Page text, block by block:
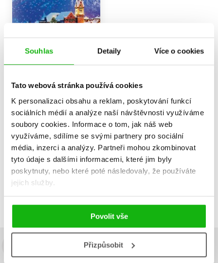
Souhlas Detaily Více o cookies
Tato webová stránka používá cookies
K personalizaci obsahu a reklam, poskytování funkcí
sociálních médií a analýze naší návštěvnosti využíváme
soubory cookies. Informace o tom, jak náš web
využíváme, sdílíme se svými partnery pro sociální
média, inzerci a analýzy. Partneři mohou zkombinovat
tyto údaje s dalšími informacemi, které jim byly
poskytnuty, nebo které poté následovaly, že používáte
jejich služby.
Povolit vše
Přizpůsobit
Královská vánoční pohádka
Karen Schaler
114 Kč379 Kč
Zobrazuji 1 až 3 z celkem 3 záznamů
Budete to vědět jako první!